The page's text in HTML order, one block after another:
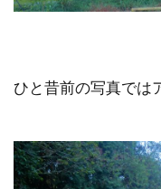
ひと昔前の写真では